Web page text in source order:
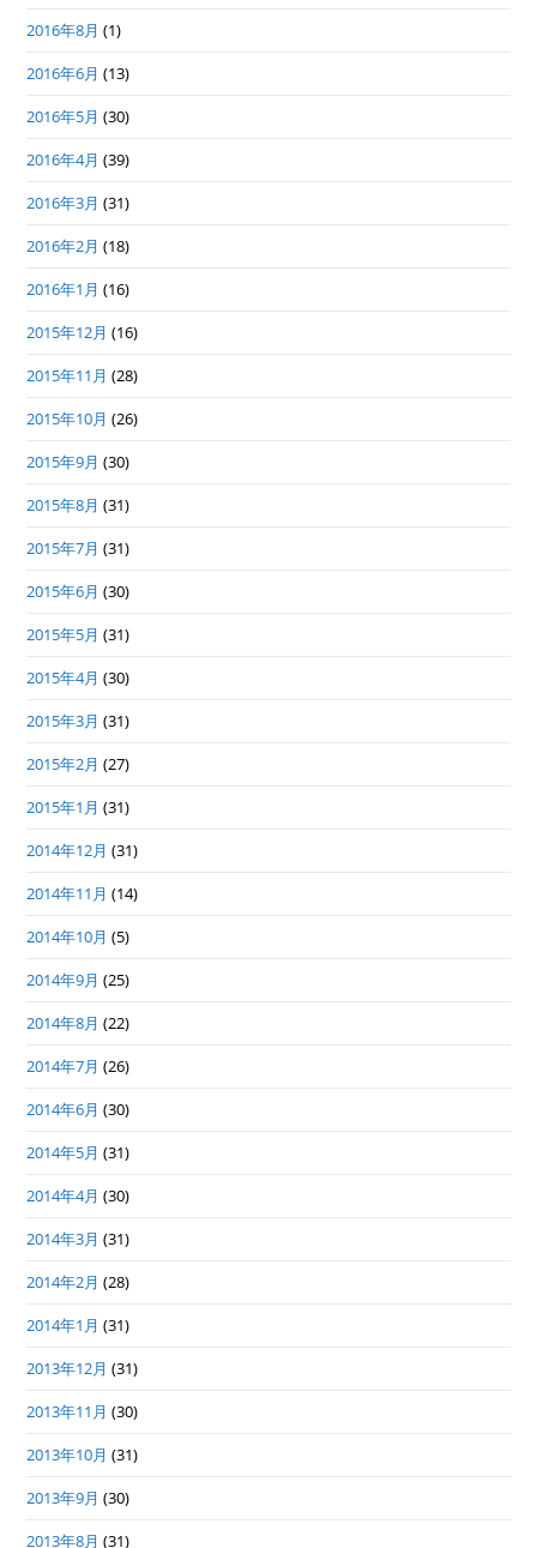
2016年8月 (1)
2016年6月 (13)
2016年5月 (30)
2016年4月 (39)
2016年3月 (31)
2016年2月 (18)
2016年1月 (16)
2015年12月 (16)
2015年11月 (28)
2015年10月 (26)
2015年9月 (30)
2015年8月 (31)
2015年7月 (31)
2015年6月 (30)
2015年5月 (31)
2015年4月 (30)
2015年3月 (31)
2015年2月 (27)
2015年1月 (31)
2014年12月 (31)
2014年11月 (14)
2014年10月 (5)
2014年9月 (25)
2014年8月 (22)
2014年7月 (26)
2014年6月 (30)
2014年5月 (31)
2014年4月 (30)
2014年3月 (31)
2014年2月 (28)
2014年1月 (31)
2013年12月 (31)
2013年11月 (30)
2013年10月 (31)
2013年9月 (30)
2013年8月 (31)